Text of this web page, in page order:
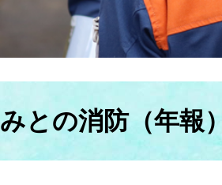
みとの消防（年報）